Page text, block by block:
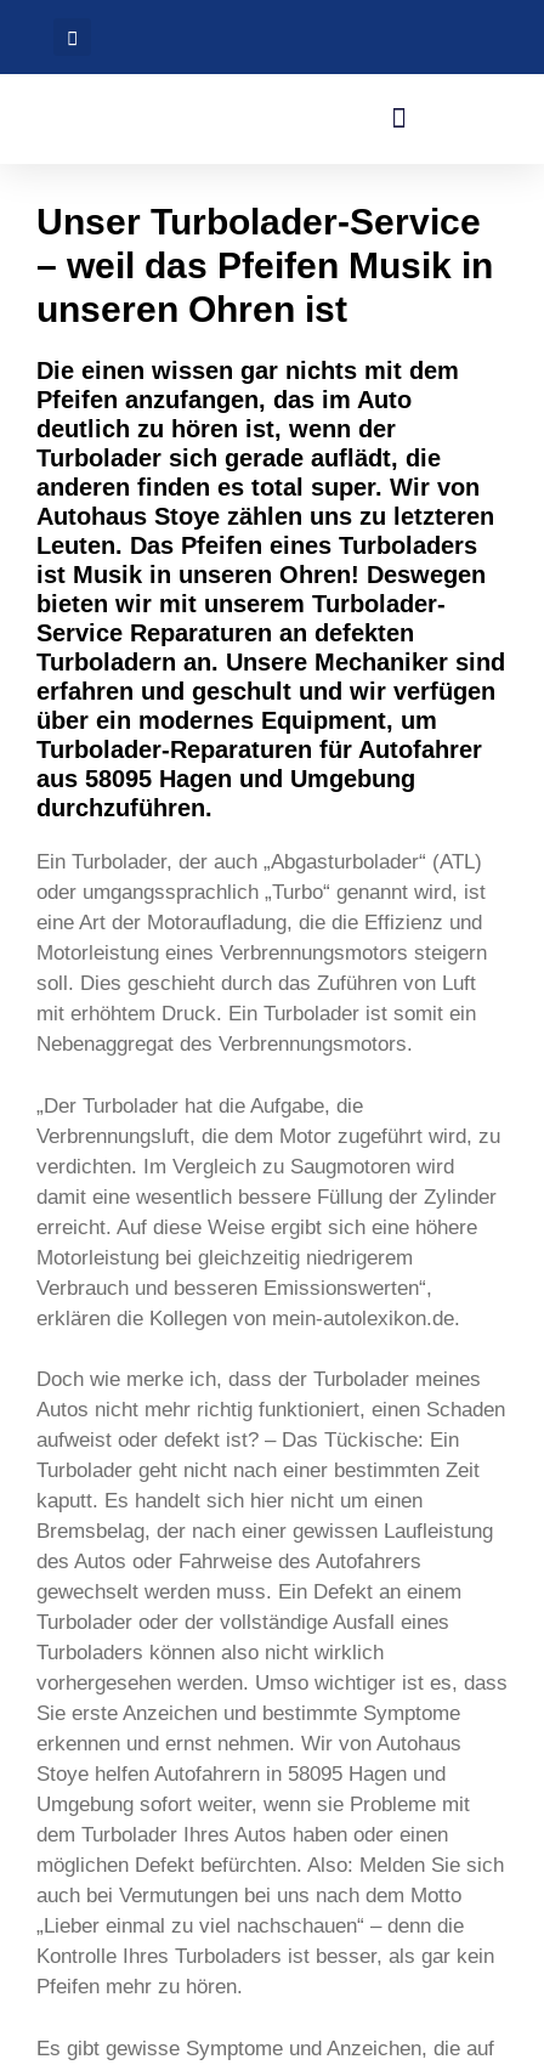
Unser Turbolader-Service
– weil das Pfeifen Musik in
unseren Ohren ist
Die einen wissen gar nichts mit dem
Pfeifen anzufangen, das im Auto
deutlich zu hören ist, wenn der
Turbolader sich gerade auflädt, die
anderen finden es total super. Wir von
Autohaus Stoye zählen uns zu letzteren
Leuten. Das Pfeifen eines Turboladers
ist Musik in unseren Ohren! Deswegen
bieten wir mit unserem Turbolader-
Service Reparaturen an defekten
Turboladern an. Unsere Mechaniker sind
erfahren und geschult und wir verfügen
über ein modernes Equipment, um
Turbolader-Reparaturen für Autofahrer
aus 58095 Hagen und Umgebung
durchzuführen.
Ein Turbolader, der auch „Abgasturbolader“ (ATL)
oder umgangssprachlich „Turbo“ genannt wird, ist
eine Art der Motoraufladung, die die Effizienz und
Motorleistung eines Verbrennungsmotors steigern
soll. Dies geschieht durch das Zuführen von Luft
mit erhöhtem Druck. Ein Turbolader ist somit ein
Nebenaggregat des Verbrennungsmotors.
„Der Turbolader hat die Aufgabe, die
Verbrennungsluft, die dem Motor zugeführt wird, zu
verdichten. Im Vergleich zu Saugmotoren wird
damit eine wesentlich bessere Füllung der Zylinder
erreicht. Auf diese Weise ergibt sich eine höhere
Motorleistung bei gleichzeitig niedrigerem
Verbrauch und besseren Emissionswerten“,
erklären die Kollegen von mein-autolexikon.de.
Doch wie merke ich, dass der Turbolader meines
Autos nicht mehr richtig funktioniert, einen Schaden
aufweist oder defekt ist? – Das Tückische: Ein
Turbolader geht nicht nach einer bestimmten Zeit
kaputt. Es handelt sich hier nicht um einen
Bremsbelag, der nach einer gewissen Laufleistung
des Autos oder Fahrweise des Autofahrers
gewechselt werden muss. Ein Defekt an einem
Turbolader oder der vollständige Ausfall eines
Turboladers können also nicht wirklich
vorhergesehen werden. Umso wichtiger ist es, dass
Sie erste Anzeichen und bestimmte Symptome
erkennen und ernst nehmen. Wir von Autohaus
Stoye helfen Autofahrern in 58095 Hagen und
Umgebung sofort weiter, wenn sie Probleme mit
dem Turbolader Ihres Autos haben oder einen
möglichen Defekt befürchten. Also: Melden Sie sich
auch bei Vermutungen bei uns nach dem Motto
„Lieber einmal zu viel nachschauen“ – denn die
Kontrolle Ihres Turboladers ist besser, als gar kein
Pfeifen mehr zu hören.
Es gibt gewisse Symptome und Anzeichen, die auf